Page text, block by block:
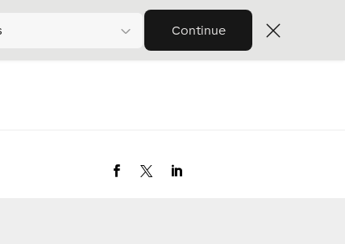
Continue